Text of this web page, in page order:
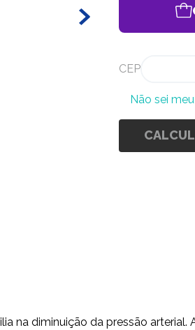
CEP
Não sei
na diminuição da pressão